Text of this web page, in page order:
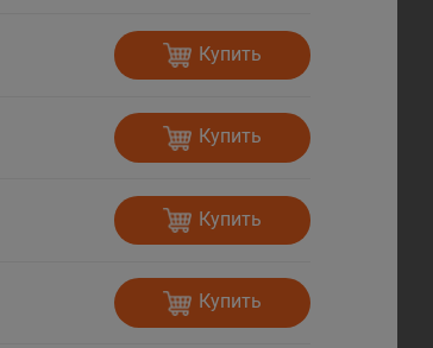
Купить
Купить
Купить
Купить